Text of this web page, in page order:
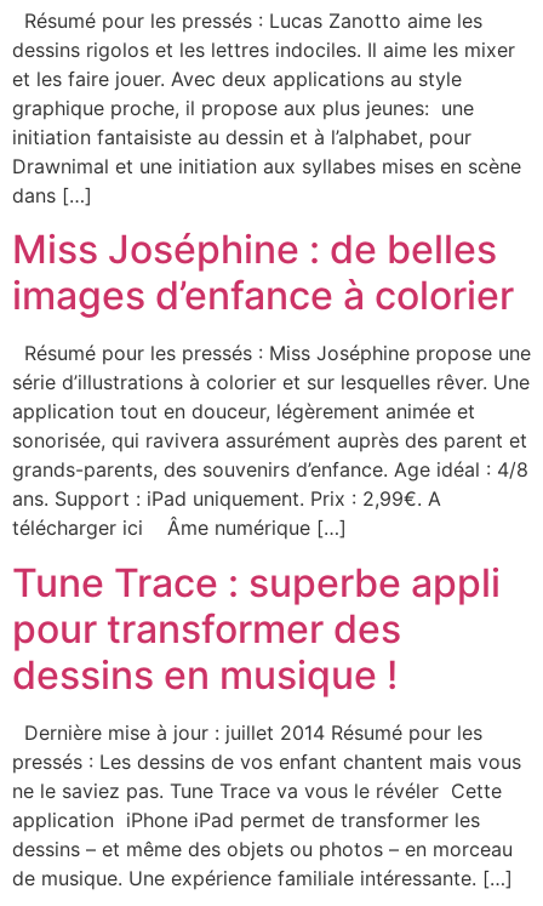
Résumé pour les pressés : Lucas Zanotto aime les
dessins rigolos et les lettres indociles. Il aime les mixer
et les faire jouer. Avec deux applications au style
graphique proche, il propose aux plus jeunes: une
initiation fantaisiste au dessin et à l’alphabet, pour
Drawnimal et une initiation aux syllabes mises en scène
dans […]
Miss Joséphine : de belles
images d’enfance à colorier
Résumé pour les pressés : Miss Joséphine propose une
série d’illustrations à colorier et sur lesquelles rêver. Une
application tout en douceur, légèrement animée et
sonorisée, qui ravivera assurément auprès des parent et
grands-parents, des souvenirs d’enfance. Age idéal : 4/8
ans. Support : iPad uniquement. Prix : 2,99€. A
télécharger ici Âme numérique […]
Tune Trace : superbe appli
pour transformer des
dessins en musique !
Dernière mise à jour : juillet 2014 Résumé pour les
pressés : Les dessins de vos enfant chantent mais vous
ne le saviez pas. Tune Trace va vous le révéler Cette
application iPhone iPad permet de transformer les
dessins – et même des objets ou photos – en morceau
de musique. Une expérience familiale intéressante. […]